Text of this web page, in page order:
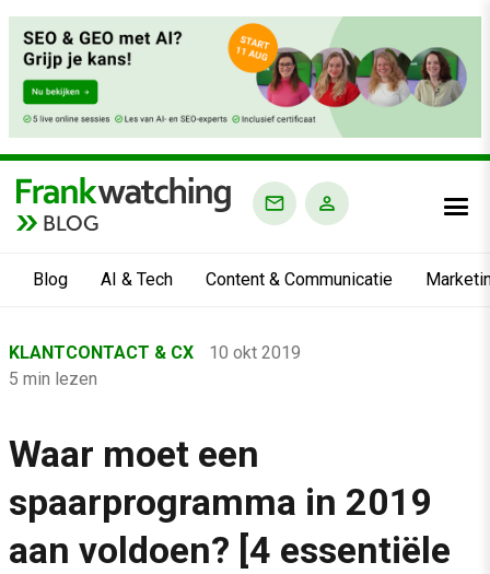
BLOG
Blog AI & Tech Content & Communicatie
›
Klantcontact & CX
›
Waar moet een spaarprogramma in 2019 aan voldoen? [4
KLANTCONTACT & CX
10 okt 2019
5 min lezen
Waar moet een
spaarprogramma in 2019
aan voldoen? [4 essentiële